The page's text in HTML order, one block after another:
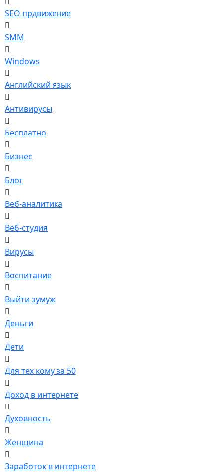
SEO прдвижение
SMM
Windows
Английский язык
Антивирусы
Бесплатно
Бизнес
Блог
Веб-аналитика
Веб-студия
Вирусы
Воспитание
Выйти зумуж
Деньги
Дети
Для тех кому за 50
Доход в интернете
Духовность
Женщина
Заработок в интернете